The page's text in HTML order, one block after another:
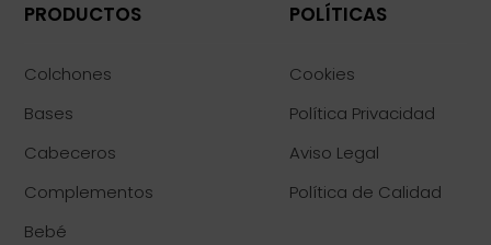
PRODUCTOS
Colchones
Bases
Cabeceros
Complementos
Bebé
POLÍTICAS
Cookies
Política Privacidad
Aviso Legal
Política de Calidad